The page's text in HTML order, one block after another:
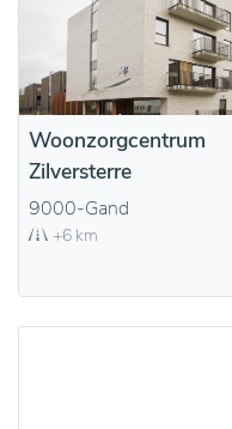
Woonzorgcentrum
Zilversterre
9000-Gand
+6 km